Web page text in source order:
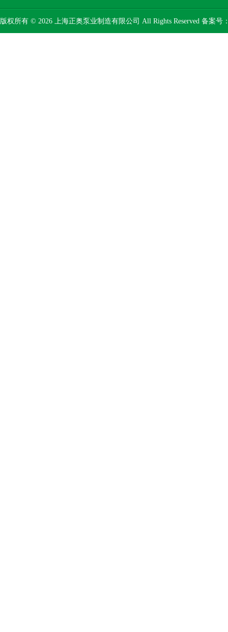
版权所有 © 2026 上海正奥泵业制造有限公司 All Rights Reserved 备案号